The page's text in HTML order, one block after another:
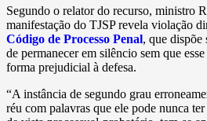
Segundo o relator do recurso, ministro
manifestação do TJSP revela violação
Código de Processo Penal, que dispõe
de permanecer em silêncio sem que
forma prejudicial à defesa.
“A instância de segundo grau
réu com palavras que ele pode nunca